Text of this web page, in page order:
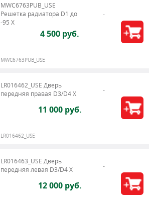
MWC6763PUB_USE
Решетка радиатора D1 до
-95 X
4 500 руб.
MWC6763PUB_USE
LR016462_USE Дверь
передняя правая D3/D4 Х
11 000 руб.
LR016462_USE
LR016463_USE Дверь
передняя левая D3/D4 Х
12 000 руб.